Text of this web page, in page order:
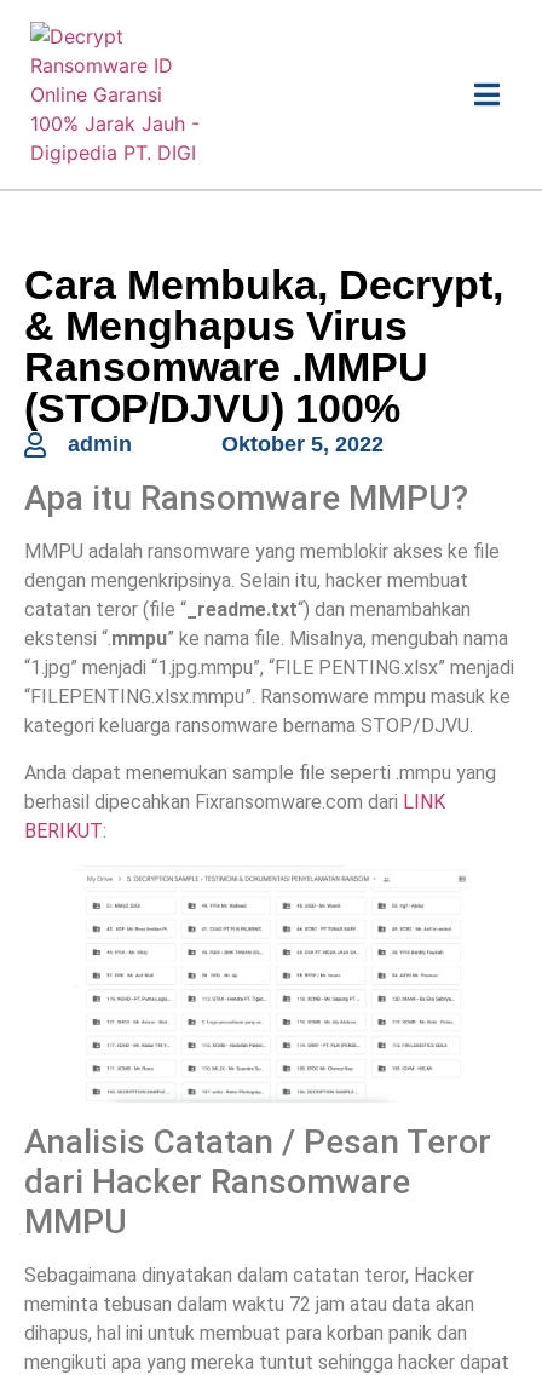
Cara Membuka, Decrypt,
& Menghapus Virus
Ransomware .MMPU
(STOP/DJVU) 100%
admin Oktober 5, 2022
Apa itu Ransomware MMPU?
MMPU adalah ransomware yang memblokir akses ke file
dengan mengenkripsinya. Selain itu, hacker membuat
catatan teror (file “ _readme.txt“) dan menambahkan
ekstensi “.mmpu” ke nama file. Misalnya, mengubah nama
“1.jpg” menjadi “1.jpg.mmpu”, “FILE PENTING.xlsx” menjadi
“FILEPENTING.xlsx.mmpu”. Ransomware mmpu masuk ke
kategori keluarga ransomware bernama STOP/DJVU.
Anda dapat menemukan sample file seperti .mmpu yang
berhasil dipecahkan Fixransomware.com dari LINK
BERIKUT:
Analisis Catatan / Pesan Teror
dari Hacker Ransomware
MMPU
Sebagaimana dinyatakan dalam catatan teror, Hacker
meminta tebusan dalam waktu 72 jam atau data akan
dihapus, hal ini untuk membuat para korban panik dan
mengikuti apa yang mereka tuntut sehingga hacker dapat